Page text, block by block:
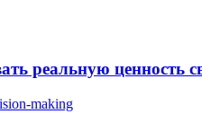
реальную ценность
making